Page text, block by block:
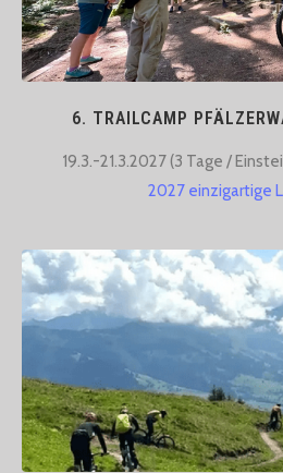
6. TRAILCAMP
19.3.-21.3.2027 (3 Tage /
2027 einzigartige